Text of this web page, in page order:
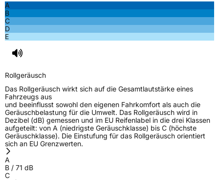
A
B
C
D
E
Rollgeräusch
Das Rollgeräusch wirkt sich auf die Gesamtlautstärke eines
Fahrzeugs aus
und beeinflusst sowohl den eigenen Fahrkomfort als auch die
Geräuschbelastung für die Umwelt. Das Rollgeräusch wird in
Dezibel (dB) gemessen und im EU Reifenlabel in die drei Klassen
aufgeteilt: von A (niedrigste Geräuschklasse) bis C (höchste
Geräuschklasse). Die Einstufung für das Rollgeräusch orientiert
sich an EU Grenzwerten.
A
B / 71 dB
C